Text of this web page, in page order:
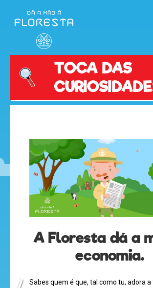
TOCA DAS
A Floresta dá a
economia.
Sabes quem é que, tal como tu, adora a